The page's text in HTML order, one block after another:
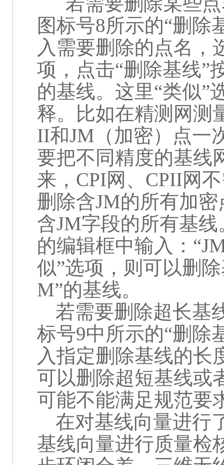
图标号8所示的“删除
入需要删除的点名，
项，点击“删除基线”
的基线。这里“类似”
释。比如在精测网测
II和JM （加密）点
要把不同精度的基线
来， CPI网、 CPII网
删除含JM的所有加密
含JM字段的所有基
的编辑框中输入：“
似”选项，则可以删
M”的基线。
若需要删除超长基
标号9中所示的“删除
入指定删除基线的长
可以删除超短基线或
可能不能满足规范要
在对基线向量进行
基线向量进行质量检